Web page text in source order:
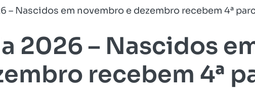
– Nascidos em novembro e dezembro recebem 4ª
2026 – Nascidos
recebem 4ª